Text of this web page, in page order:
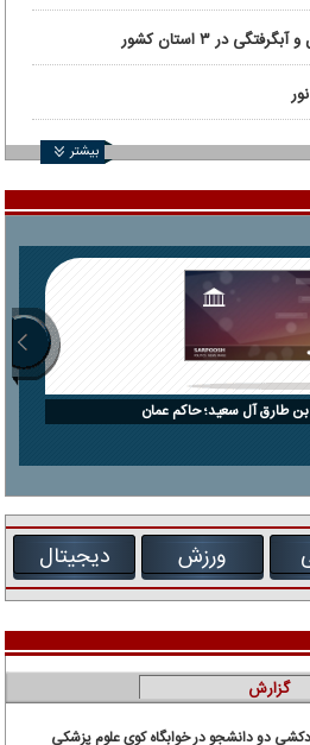
بیشتر
بن طارق آل سعید؛ حاکم عمان
ورزش دیجیتال
گزارش
دو دانشجو در خوابگاه کوی علوم پزشکی